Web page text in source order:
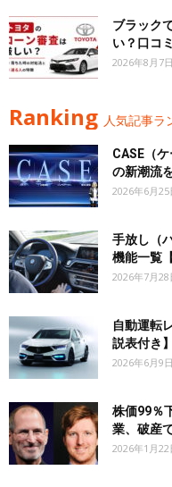
ブラック
い？口コ
2026年8月7
Ranking 人気記事ラ
CASE（
の新潮流
2026年6月25
手放し（
機能一覧
2026年7月28
自動運転
説表付き】
2026年6月9
株価99％
業、破産
2026年1月22